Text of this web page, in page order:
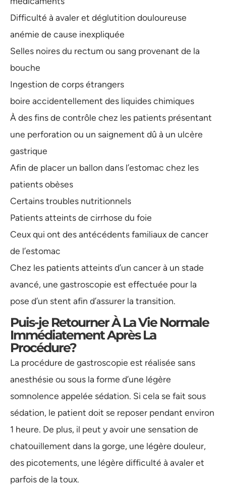
Difficulté à avaler et déglutition douloureuse
anémie de cause inexpliquée
Selles noires du rectum ou sang provenant de la
bouche
Ingestion de corps étrangers
boire accidentellement des liquides chimiques
À des fins de contrôle chez les patients présentant
une perforation ou un saignement dû à un ulcère
gastrique
Afin de placer un ballon dans l’estomac chez les
patients obèses
Certains troubles nutritionnels
Patients atteints de cirrhose du foie
Ceux qui ont des antécédents familiaux de cancer
de l’estomac
Chez les patients atteints d’un cancer à un stade
avancé, une gastroscopie est effectuée pour la
pose d’un stent afin d’assurer la transition.
Puis-je Retourner À La Vie Normale
Immédiatement Après La
Procédure?
La procédure de gastroscopie est réalisée sans
anesthésie ou sous la forme d’une légère
somnolence appelée sédation. Si cela se fait sous
sédation, le patient doit se reposer pendant environ
1 heure. De plus, il peut y avoir une sensation de
chatouillement dans la gorge, une légère douleur,
des picotements, une légère difficulté à avaler et
parfois de la toux.